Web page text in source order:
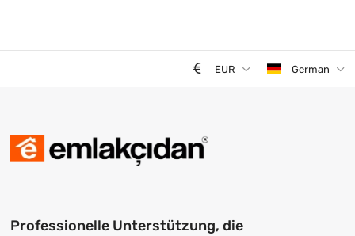
EUR German
Professionelle Unterstützung, die